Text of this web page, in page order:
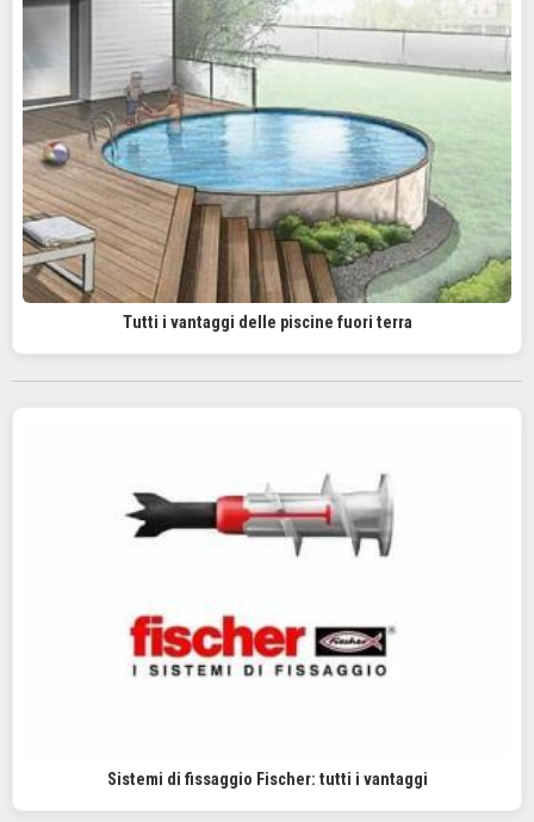
Tutti i vantaggi delle piscine fuori terra
Sistemi di fissaggio Fischer: tutti i vantaggi